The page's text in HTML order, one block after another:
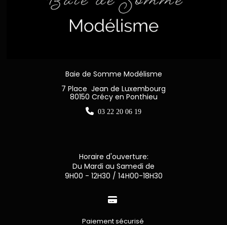
Baie de Somme Modélisme
7 Place Jean de Luxembourg
80150 Crécy en Ponthieu
 03 22 20 06 19
Horaire d'ouverture:
Du Mardi au Samedi de
9H00 - 12H30 / 14H00-18H30

Paiement sécurisé